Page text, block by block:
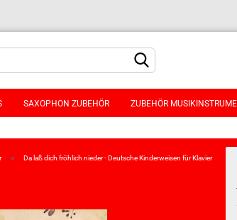
SAXOPHON ZUBEHÖR ZUBEHÖR
» Da laß dich fröhlich nieder - Deutsche Kinderweisen für Klavier